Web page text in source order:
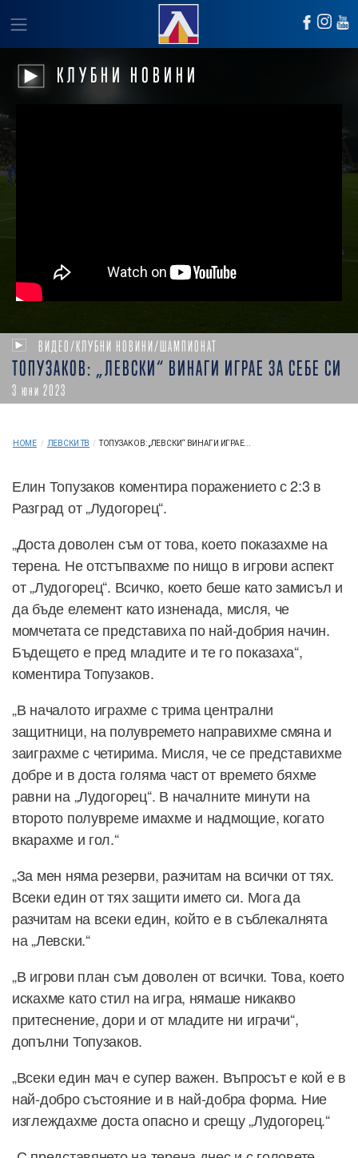
КЛУБНИ НОВИНИ
ВИДЕО/КЛУБНИ НОВИНИ/ШАМПИОНАТ
ТОПУЗАКОВ: „ЛЕВСКИ“ ВИНАГИ ИГРАЕ ЗА СЕБЕ СИ
3 юни 2023
HOME / ЛЕВСКИ ТВ / ТОПУЗАКОВ: „ЛЕВСКИ“ ВИНАГИ ИГРАЕ...
Елин Топузаков коментира поражението с 2:3 в
Разград от „Лудогорец“.
„Доста доволен съм от това, което показахме на
терена. Не отстъпвахме по нищо в игрови аспект
от „Лудогорец“. Всичко, което беше като замисъл и
да бъде елемент като изненада, мисля, че
момчетата се представиха по най-добрия начин.
Бъдещето е пред младите и те го показаха“,
коментира Топузаков.
„В началото играхме с трима централни
защитници, на полувремето направихме смяна и
заиграхме с четирима. Мисля, че се представихме
добре и в доста голяма част от времето бяхме
равни на „Лудогорец“. В началните минути на
второто полувреме имахме и надмощие, когато
вкарахме и гол.“
„За мен няма резерви, разчитам на всички от тях.
Всеки един от тях защити името си. Мога да
разчитам на всеки един, който е в съблекалнята
на „Левски.“
„В игрови план съм доволен от всички. Това, което
искахме като стил на игра, нямаше никакво
притеснение, дори и от младите ни играчи“,
допълни Топузаков.
„Всеки един мач е супер важен. Въпросът е кой е в
най-добро състояние и в най-добра форма. Ние
изглеждахме доста опасно и срещу „Лудогорец.“